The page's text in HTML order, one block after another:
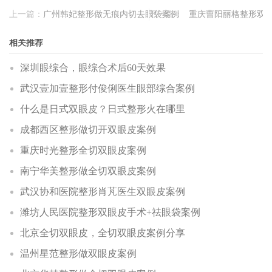
上一篇： 广州韩妃整形做无痕内切去眼袋案例
下一篇： 重庆曹阳丽格整形双
相关推荐
深圳眼综合，眼综合术后60天效果
武汉壹加壹整形付俊俐医生眼部综合案例
什么是日式双眼皮？日式整形火在哪里
成都西区整形做切开双眼皮案例
重庆时光整形全切双眼皮案例
南宁华美整形做全切双眼皮案例
武汉协和医院整形肖芃医生双眼皮案例
潍坊人民医院整形双眼皮手术+祛眼袋案例
北京全切双眼皮，全切双眼皮案例分享
温州星范整形做双眼皮案例